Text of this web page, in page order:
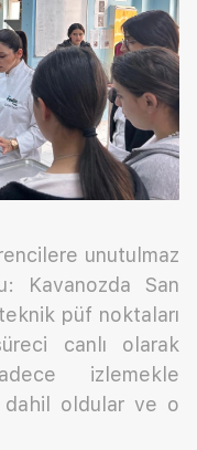
unutulmaz
Kavanozda San
püf noktaları
canlı olarak
izlemekle
dahil oldular ve o